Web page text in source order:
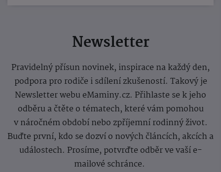
Newsletter
Pravidelný přísun novinek, inspirace na každý den,
podpora pro rodiče i sdílení zkušeností. Takový je
Newsletter webu eMaminy.cz. Přihlaste se k jeho
odběru a čtěte o tématech, které vám pomohou
v náročném období nebo zpříjemní rodinný život.
Buďte první, kdo se dozví o nových článcích, akcích a
událostech. Prosíme, potvrďte odběr ve vaší e-
mailové schránce.